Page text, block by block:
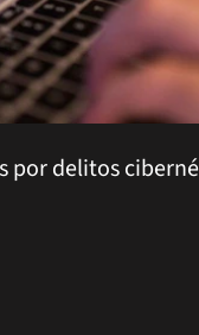
por delitos